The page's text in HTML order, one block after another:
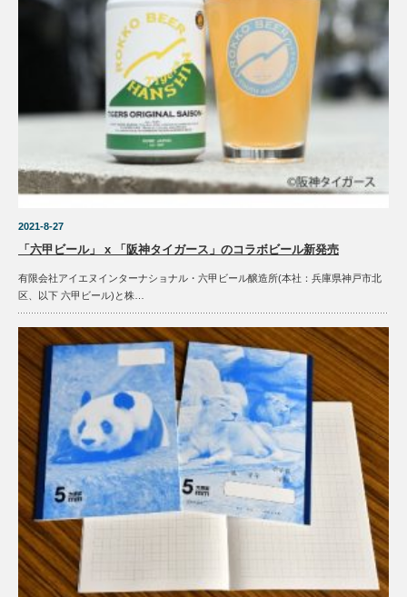
2021-8-27
「六甲ビール」 x 「阪神タイガース」のコラボビール新発売
有限会社アイエヌインターナショナル・六甲ビール醸造所(本社：兵庫県神戸市北
区、以下 六甲ビール)と株…